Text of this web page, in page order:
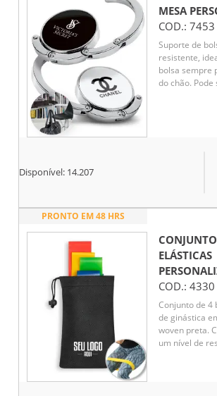
MESA
COD.: 7453
Suporte de
resistente,
bolsa sempre
do chão.
recolhe-se
ímã discreto
Disponível: 14.207
PRONTO EM 48 HRS
ELÁSTICAS
COD.: 4330
Conjunto de 4
de ginástica
woven preta.
um nível de